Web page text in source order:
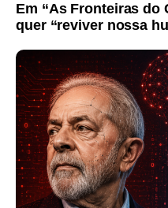
Em “As Fronteiras do
quer “reviver nossa